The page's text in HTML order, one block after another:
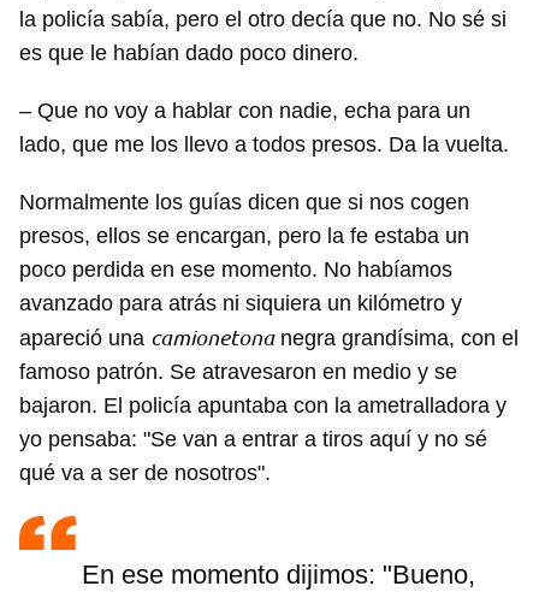
la policía sabía, pero el otro decía que no. No sé si
es que le habían dado poco dinero.
– Que no voy a hablar con nadie, echa para un
lado, que me los llevo a todos presos. Da la vuelta.
Normalmente los guías dicen que si nos cogen
presos, ellos se encargan, pero la fe estaba un
poco perdida en ese momento. No habíamos
avanzado para atrás ni siquiera un kilómetro y
apareció una camionetonanegra grandísima, con el
famoso patrón. Se atravesaron en medio y se
bajaron. El policía apuntaba con la ametralladora y
yo pensaba: "Se van a entrar a tiros aquí y no sé
qué va a ser de nosotros".
En ese momento dijimos: "Bueno,